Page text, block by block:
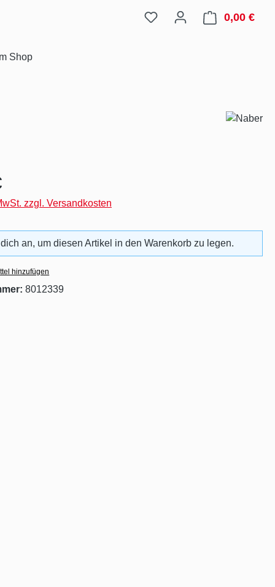
0,00 €
Shop
zzgl. Versandkosten
an, um diesen Artikel in den Warenkorb zu legen.
hinzufügen
8012339